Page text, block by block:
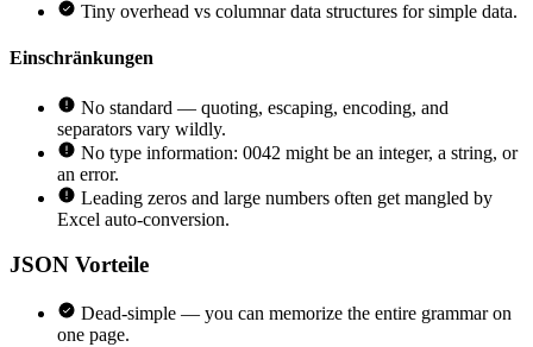
Tiny overhead vs columnar data structures for simple data.
Einschränkungen
No standard — quoting, escaping, encoding, and
separators vary wildly.
No type information: 0042 might be an integer, a string, or
an error.
Leading zeros and large numbers often get mangled by
Excel auto-conversion.
JSON Vorteile
Dead-simple — you can memorize the entire grammar on
one page.